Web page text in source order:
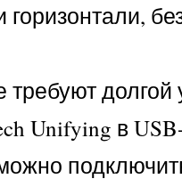
долгой
Unifying в